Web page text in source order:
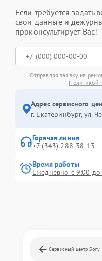
Если требуется задать
свои данные и
проконсультирует Вас!
Отправляя заявку на
Политикой
Адрес сервисного
г. Екатеринбург, ул.
Горячая линия
+7 (343) 288-38-13
Время работы
Ежедневно с 9:00
Сервисный центр Sony